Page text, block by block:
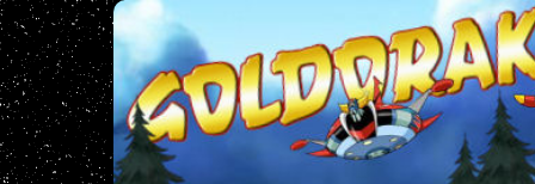
WWW.GOLDORAKGO.COM
le site de la Lune Rouge